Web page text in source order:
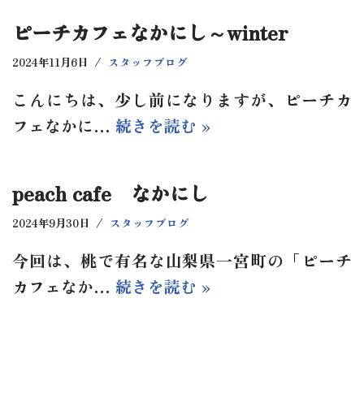
ピーチカフェなかにし～winter
2024年11月6日 スタッフブログ
こんにちは、少し前になりますが、ピーチカ
フェなかに… 続きを読む »
peach cafe なかにし
2024年9月30日 スタッフブログ
今回は、桃で有名な山梨県一宮町の「ピーチ
カフェなか… 続きを読む »